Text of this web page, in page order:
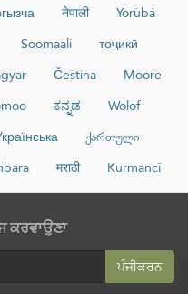
नेपाली
Yorùbá
Soomaali
тоҷикӣ
Čeština
Moore
ಕನ್ನಡ
Wolof
ქართული
मराठी Kurmancî
ਕਰਵਾਉਣਾ
ਪੰਜੀਕਰਨ